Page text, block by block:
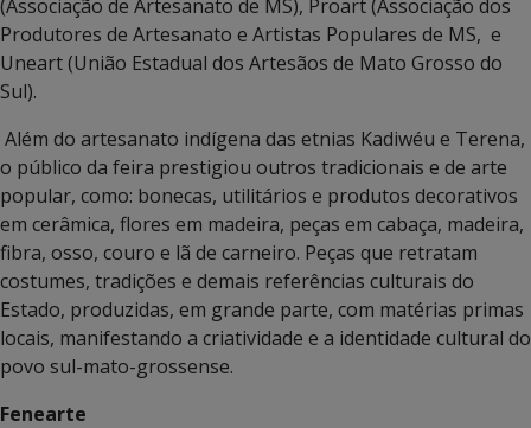
(Associação de Artesanato de MS), Proart (Associação dos
Produtores de Artesanato e Artistas Populares de MS, e
Uneart (União Estadual dos Artesãos de Mato Grosso do
Sul).
Além do artesanato indígena das etnias Kadiwéu e Terena,
o público da feira prestigiou outros tradicionais e de arte
popular, como: bonecas, utilitários e produtos decorativos
em cerâmica, flores em madeira, peças em cabaça, madeira,
fibra, osso, couro e lã de carneiro. Peças que retratam
costumes, tradições e demais referências culturais do
Estado, produzidas, em grande parte, com matérias primas
locais, manifestando a criatividade e a identidade cultural do
povo sul-mato-grossense.
Fenearte